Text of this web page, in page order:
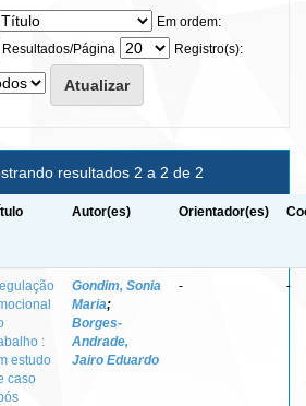
Em ordem:
Resultados/Página
Registro(s):
resultados 2 a 2 de 2
Autor(es) Orientador(es)
:
estudo
caso
Gondim, Sonia
Maria;
Borges-
Andrade,
Jairo Eduardo
- -